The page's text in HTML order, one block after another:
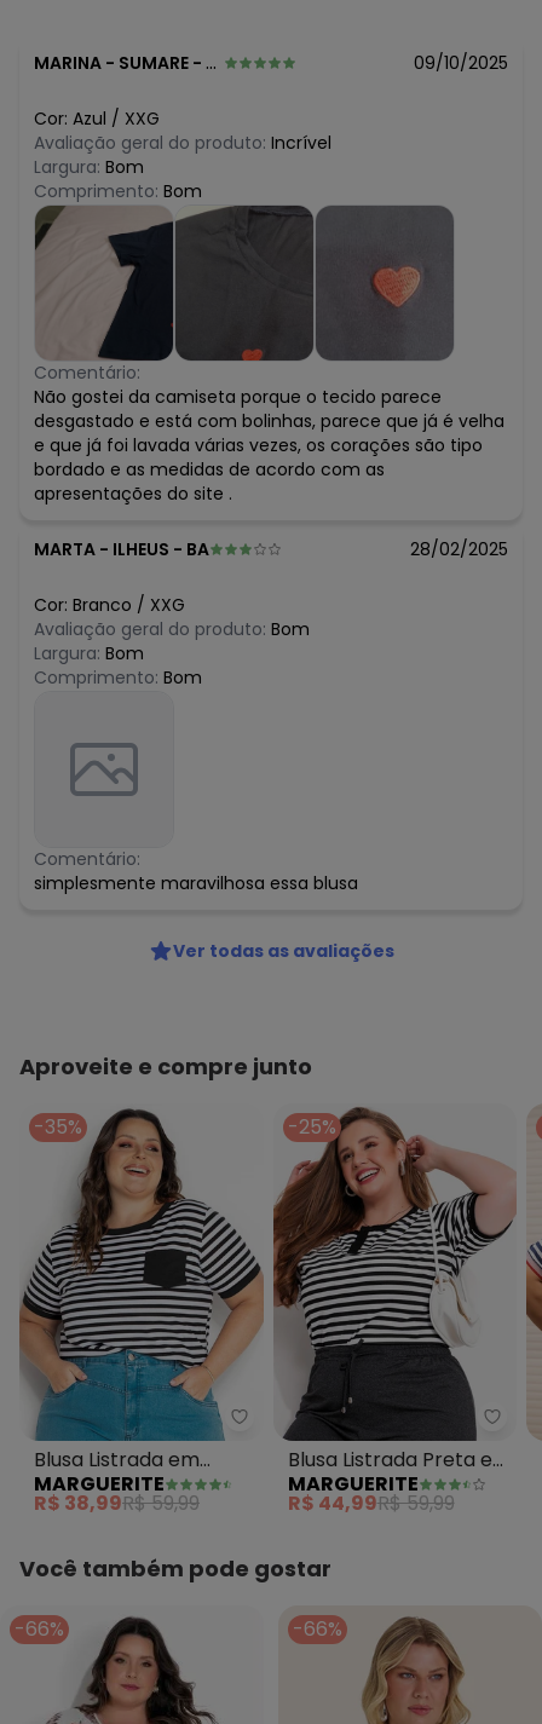
MARINA - SUMARE - SP 09/10/2025
Cor: Azul / XXG
Avaliação geral do produto: Incrível
Largura: Bom
Comprimento: Bom
Comentário:
Não gostei da camiseta porque o tecido parece
desgastado e está com bolinhas, parece que já é velha
e que já foi lavada várias vezes, os corações são tipo
bordado e as medidas de acordo com as
apresentações do site .
MARTA - ILHEUS - BA 28/02/2025
Cor: Branco / XXG
Avaliação geral do produto: Bom
Largura: Bom
Comprimento: Bom
Comentário:
simplesmente maravilhosa essa blusa
Ver todas as avaliações
Aproveite e compre junto
-35%
Marguerite - Blusa Listrada em
Blusa Listrada em
Malha
MARGUERITE
R$ 38,99R$ 59,99
-25%
Blusa Listrada Preta e
Branca em Malha
MARGUERITE
R$ 44,99R$ 59,99
Você também pode gostar
-66% -66%